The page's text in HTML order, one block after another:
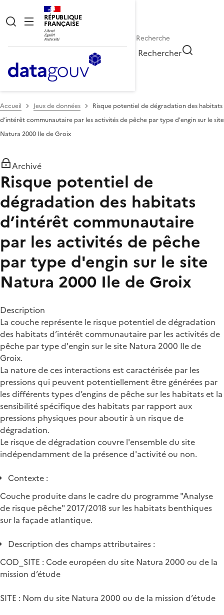
RÉPUBLIQUE
FRANÇAISE
Rechercher
Accueil Jeux de données
Risque potentiel de dégradation des habitats
d’intérêt communautaire par les activités de pêche par type d'engin sur le site
Natura 2000 Ile de Groix
Archivé
Risque potentiel de
dégradation des habitats
d’intérêt communautaire
par les activités de pêche
par type d'engin sur le site
Natura 2000 Ile de Groix
Description
La couche représente le risque potentiel de dégradation
des habitats d’intérêt communautaire par les activités de
pêche par type d'engin sur le site Natura 2000 Ile de
Groix.
La nature de ces interactions est caractérisée par les
pressions qui peuvent potentiellement être générées par
les différents types d’engins de pêche sur les habitats et la
sensibilité spécifique des habitats par rapport aux
pressions physiques pour aboutir à un risque de
dégradation.
Le risque de dégradation couvre l'ensemble du site
indépendamment de la présence d'activité ou non.
Contexte :
Couche produite dans le cadre du programme "Analyse
de risque pêche" 2017/2018 sur les habitats benthiques
sur la façade atlantique.
Description des champs attributaires :
COD_SITE : Code européen du site Natura 2000 ou de la
mission d’étude
SITE : Nom du site Natura 2000 ou de la mission d’étude